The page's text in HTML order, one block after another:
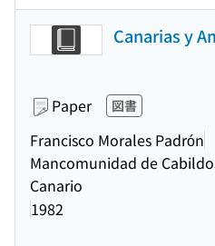
Canarias y
Paper 図書
Francisco Morales Padrón
Mancomunidad de
Canario
1982